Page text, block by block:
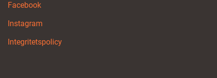
Facebook
Instagram
Integritetspolicy